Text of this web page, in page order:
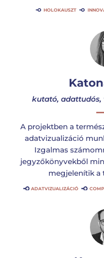
HOLOKAUSZT
kutató, adattudós,
A projektben a
adatvizualizáció
Izgalmas
jegyzőkönyvekből
megjelenítik a
ADATVIZUALIZÁCIÓ